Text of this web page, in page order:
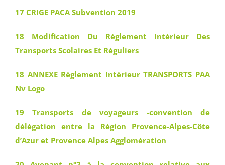
17 CRIGE PACA Subvention 2019
18 Modification Du Règlement Intérieur Des
Transports Scolaires Et Réguliers
18 ANNEXE Réglement Intérieur TRANSPORTS PAA
Nv Logo
19 Transports de voyageurs -convention de
délégation entre la Région Provence-Alpes-Côte
d’Azur et Provence Alpes Agglomération